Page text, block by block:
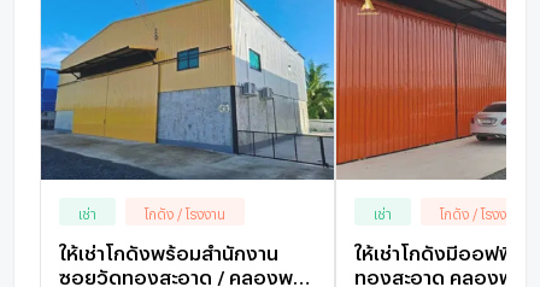
เช่า โกดัง / โรงงาน
ให้เช่าโกดังพร้อมสำนักงาน
ซอยวัดทองสะอาด / คลองพระ
เช่า โกดัง / โรงงาน
ให้เช่าโกดังมีออฟฟิศใ
ทองสะอาด คลองพระ